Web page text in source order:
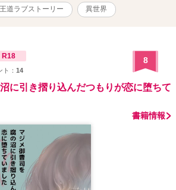
王道ラブストーリー 異世界
R18
： 14
8
に引き摺り込んだつもりが恋に堕ちて
書籍情報